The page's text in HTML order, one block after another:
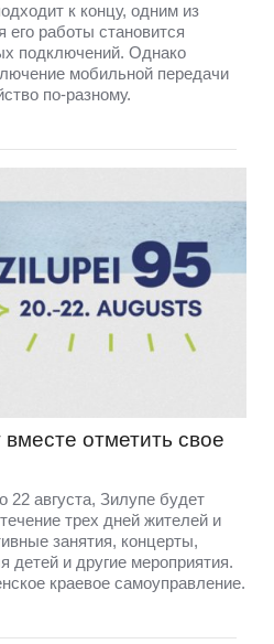
к концу, одним из
его работы становится
подключений. Однако
мобильной передачи
по-разному.
отметить свое
22 августа, Зилупе будет
трех дней жителей и
занятия, концерты,
детей и другие мероприятия.
краевое самоуправление.